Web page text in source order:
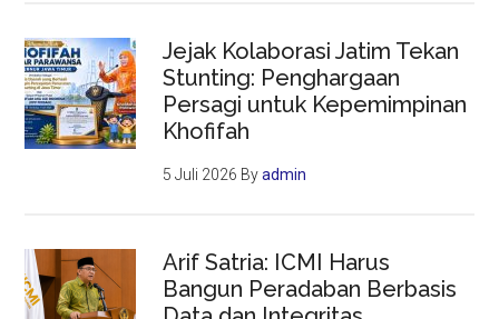
Jejak Kolaborasi Jatim Tekan
Stunting: Penghargaan
Persagi untuk Kepemimpinan
Khofifah
5 Juli 2026 Byadmin
Arif Satria: ICMI Harus
Bangun Peradaban Berbasis